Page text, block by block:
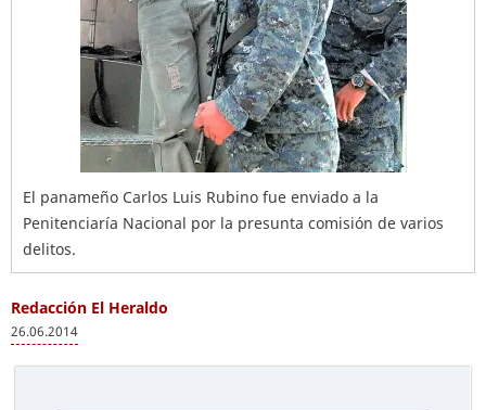
El panameño Carlos Luis Rubino fue enviado a la
Penitenciaría Nacional por la presunta comisión de varios
delitos.
Redacción El Heraldo
26.06.2014